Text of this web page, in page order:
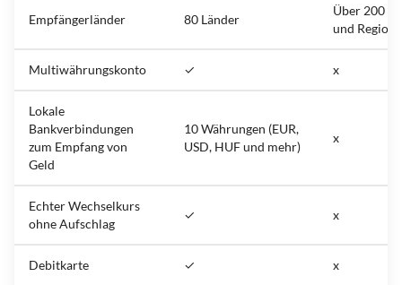
Empfängerländer 80 Länder
Über 200
und
Multiwährungskonto ✓ x
Lokale
Bankverbindungen
zum Empfang von
Geld
10 Währungen (EUR,
USD, HUF und mehr)
x
Echter Wechselkurs
ohne Aufschlag
✓ x
Debitkarte ✓ x